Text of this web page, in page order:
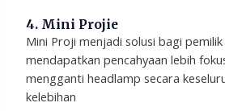
4. Mini Projie
Mini Proji menjadi solusi bagi
mendapatkan pencahyaan lebih
mengganti headlamp secara
kelebihan